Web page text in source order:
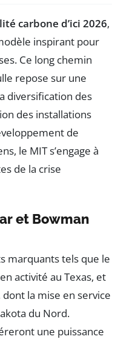
carbone d’ici 2026,
inspirant pour
Ce long chemin
repose sur une
diversification des
des installations
de
le MIT s’engage à
de la crise
et Bowman
marquants tels que le
activité au Texas, et
dont la mise en service
du Nord.
une puissance